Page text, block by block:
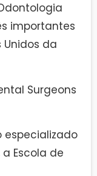
importantes
Unidos da
Surgeons
especializado
Escola de